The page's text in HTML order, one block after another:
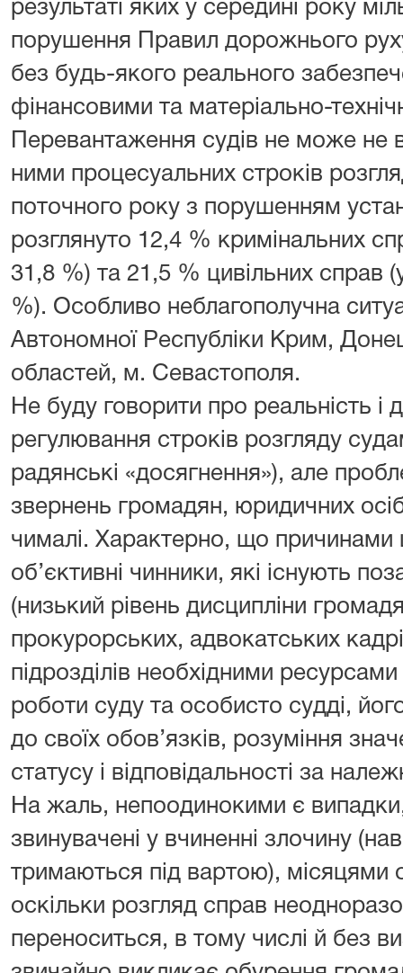
результаті яких у середині року
порушення Правил дорожнього
без будь-якого реального
фінансовими та матеріально-
Перевантаження судів не може не
ними процесуальних строків
поточного року з порушенням
розглянуто 12,4 % кримінальних
31,8 %) та 21,5 % цивільних справ
%). Особливо неблагополучна
Автономної Республіки Крим,
областей, м. Севастополя.
Не буду говорити про реальність і
регулювання строків розгляду
радянські «досягнення»), але
звернень громадян, юридичних
чималі. Характерно, що причинами
об’єктивні чинники, які існують
(низький рівень дисципліни
прокурорських, адвокатських
підрозділів необхідними
роботи суду та особисто судді,
до своїх обов’язків, розуміння
статусу і відповідальності за
На жаль, непоодинокими є
звинувачені у вчиненні злочину
тримаються під вартою), місяцями
оскільки розгляд справ
переноситься, в тому числі й без